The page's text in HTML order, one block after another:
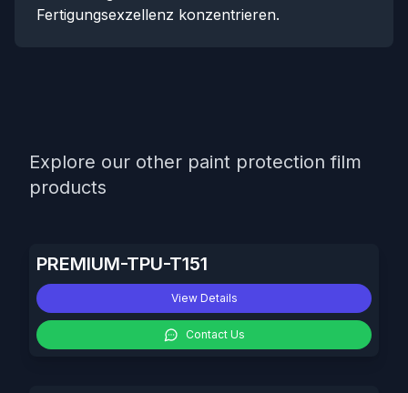
Fertigungsexzellenz konzentrieren.
Explore our other paint protection film
products
PREMIUM-TPU-T151
View Details
Contact Us